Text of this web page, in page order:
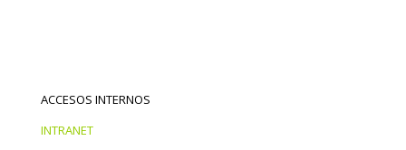
ACCESOS INTERNOS
INTRANET